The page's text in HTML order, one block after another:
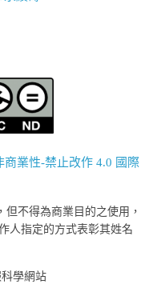
商業性-禁止改作 4.0 國際
不得為商業目的之使用，
人指定的方式表彰其姓名
學網站